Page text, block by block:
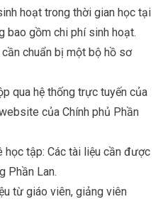
hoạt trong thời gian học tại
bao gồm chi phí sinh hoạt.
chuẩn bị một bộ hồ sơ
qua hệ thống trực tuyến của
của Chính phủ Phần
học tập: Các tài liệu cần được
Phần Lan.
từ giáo viên, giảng viên